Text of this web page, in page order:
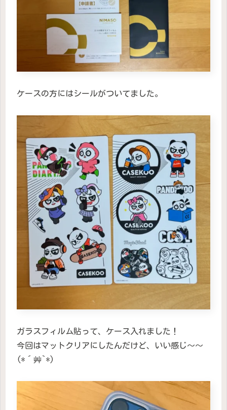
ケースの方にはシールがついてました。
ガラスフィルム貼って、ケース入れました！
今回はマットクリアにしたんだけど、いい感じ〜〜
(*´艸`*)